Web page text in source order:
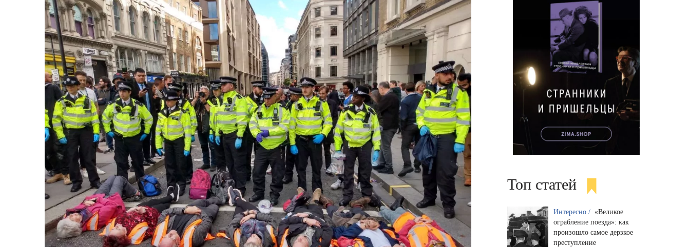
Топ статей
Интересно / «Великое
ограбление поезда»: как
произошло самое дерзкое
преступление